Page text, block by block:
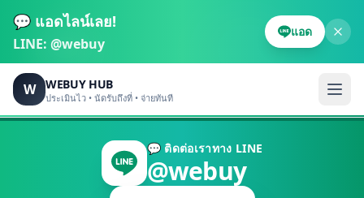
💬 แอดไลน์เลย!
LINE: @webuy
แอด
W WEBUY HUB
ประเมินไว • นัดรับถึงที่ • จ่ายทันที
💬 ติดต่อเราทาง LINE
@webuy